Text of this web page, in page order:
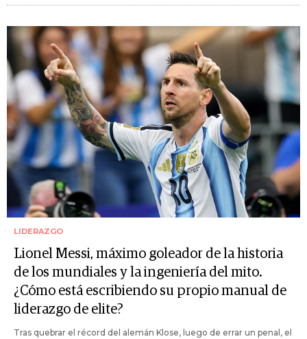
LIDERAZGO
Lionel Messi, máximo goleador de la historia
de los mundiales y la ingeniería del mito.
¿Cómo está escribiendo su propio manual de
liderazgo de elite?
Tras quebrar el récord del alemán Klose, luego de errar un penal, el